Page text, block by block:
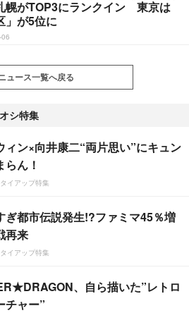
幌がTOP3にランクイン 東京は
」が5位に
ュース一覧へ戻る
シ特集
ィン×向井康二“両片思い”にキュン
らん！
イアップ特集
ぎ都市伝説発生!?ファミマ45％増
再来
イアップ特集
、自ら描いた”レトロ
チャー”